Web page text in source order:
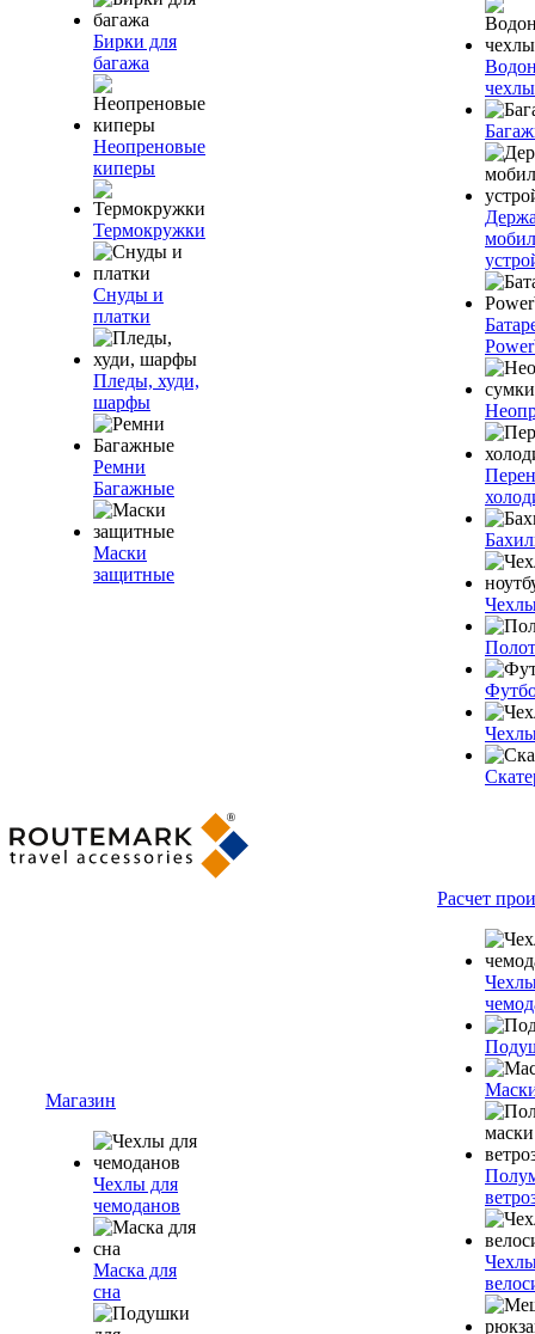
Бирки для
багажа
Неопреновые
киперы
Термокружки
Снуды и
платки
Пледы, худи,
шарфы
Ремни
Багажные
Маски
защитные
Магазин
Чехлы для
чемоданов
Маска для
сна
Расчет